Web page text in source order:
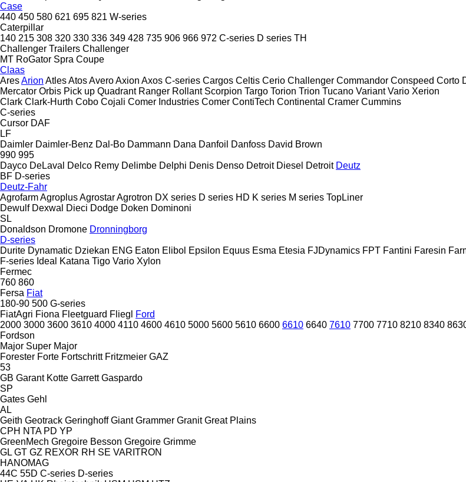
Case
440 450 580 621 695 821 W-series
Caterpillar
140 215 308 320 330 336 349 428 735 906 966 972 C-series D series TH
Challenger Trailers Challenger
MT RoGator Spra Coupe
Claas
AresArion AtlesAtosAveroAxion Axos C-series Cargos Celtis Cerio Challenger Commandor Conspeed Corto
Mercator Orbis Pick up Quadrant Ranger Rollant Scorpion Targo Torion Trion Tucano Variant Vario Xerion
Clark Clark-Hurth Cobo Cojali Comer Industries Comer ContiTech Continental Cramer Cummins
C-series
Cursor DAF
LF
Daimler Daimler-Benz Dal-Bo Dammann Dana Danfoil Danfoss David Brown
990 995
Dayco DeLaval Delco Remy Delimbe Delphi Denis Denso Detroit Diesel Detroit Deutz
BF D-series
Deutz-Fahr
AgrofarmAgroplusAgrostarAgrotron DX series D series HD K series M series TopLiner
Dewulf Dexwal Dieci Dodge Doken Dominoni
SL
Donaldson Dromone Dronningborg
D-series
Durite Dynamatic Dziekan ENG Eaton Elibol Epsilon Equus Esma Etesia FJDynamics FPT Fantini Faresin
F-series Ideal Katana Tigo Vario Xylon
Fermec
760 860
Fersa Fiat
180-90 500 G-series
FiatAgri Fiona Fleetguard Fliegl
Ford
2000 3000 3600 3610 4000 4110 4600 4610 5000 5600 5610 6600 6610 6640 7610 7700 7710 8210 8340
Fordson
Major Super Major
Forester Forte Fortschritt Fritzmeier GAZ
53
GB Garant Kotte Garrett Gaspardo
SP
Gates Gehl
AL
Geith Geotrack Geringhoff Giant Grammer Granit Great Plains
CPH NTA PD YP
GreenMech Gregoire Besson Gregoire Grimme
GL GT GZ REXOR RH SE VARITRON
HANOMAG
44C 55D C-series D-series